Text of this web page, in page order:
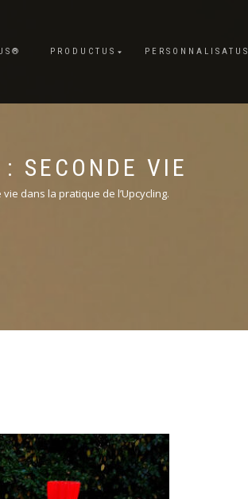
PRODUCTUS PERSONNALISATUS
SECONDE VIE
dans la pratique de l’Upcycling.